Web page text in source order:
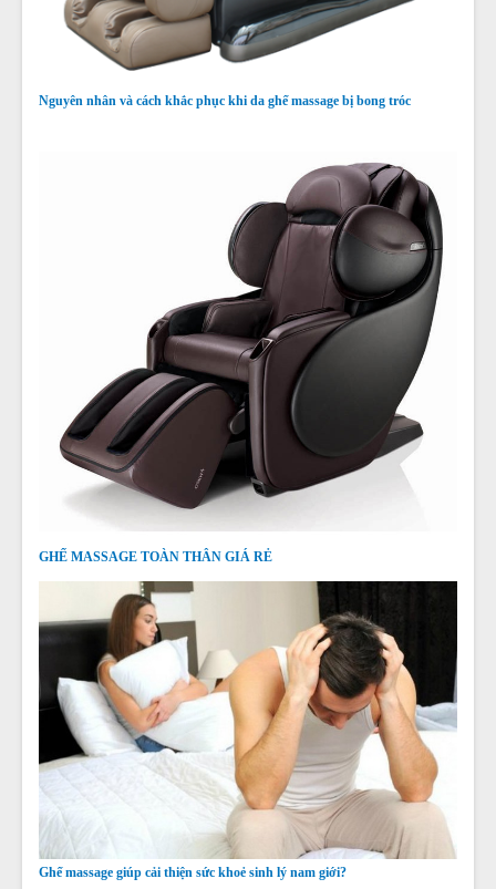
Nguyên nhân và cách khắc phục khi da ghế massage bị bong tróc
GHẾ MASSAGE TOÀN THÂN GIÁ RẺ
Ghế massage giúp cải thiện sức khoẻ sinh lý nam giới?